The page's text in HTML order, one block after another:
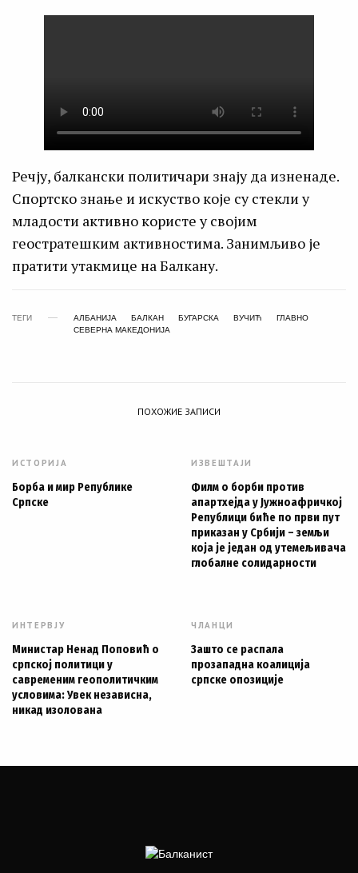
Речју, балкански политичари знају да изненаде.
Спортско знање и искуство које су стекли у
младости активно користе у својим
геостратешким активностима. Занимљиво је
пратити утакмице на Балкану.
ТЕГИ АЛБАНИJA БАЛКАН БУГАРСКА ВУЧИЋ
ГЛАВНО
СЕВЕРНА МАКЕДОНИЈА
ПОХОЖИЕ ЗАПИСИ
ИСТОРИЈА
Борба и мир Републике
Српске
ИЗВЕШТАЈИ
Филм о борби против
апартхејда у Јужноафричкој
Републици биће по први пут
приказан у Србији – земљи
која је један од утемељивача
глобалне солидарности
ИНТЕРВЈУ
Министар Ненад Поповић о
српској политици у
савременим геополитичким
условима: Увек независна,
никад изолована
ЧЛАНЦИ
Зашто се распала
прозападна коалиција
српске опозиције